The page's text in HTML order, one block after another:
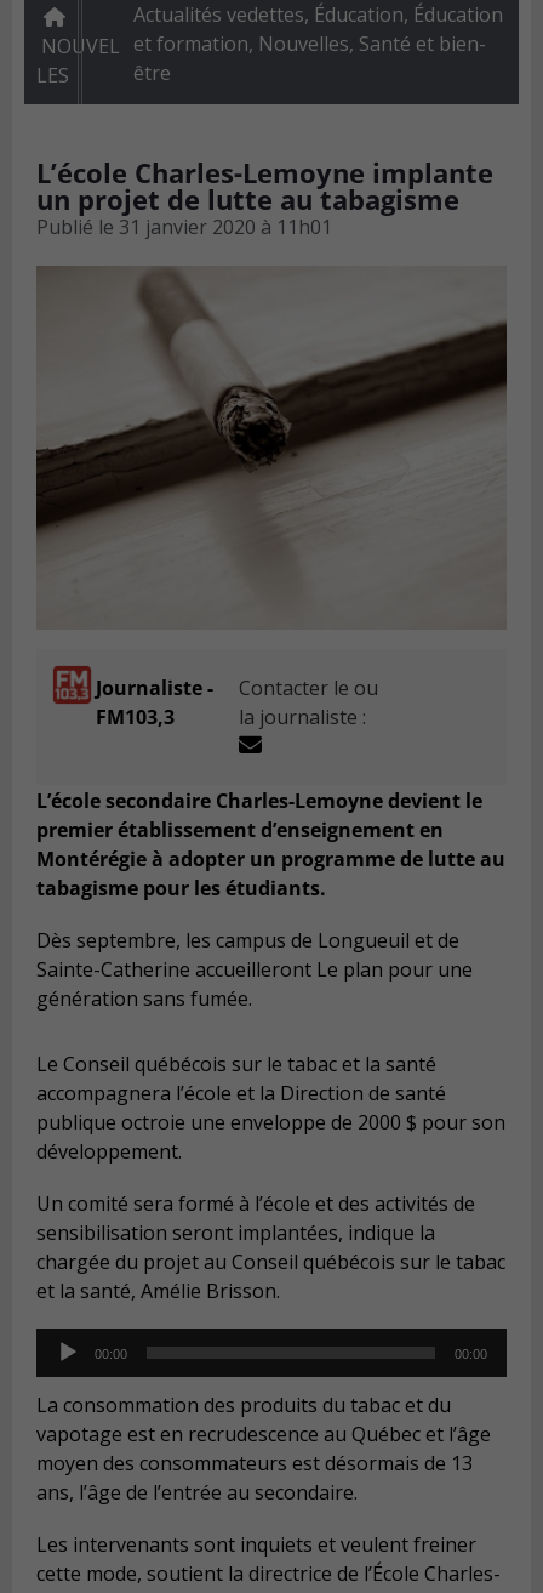
NOUVEL
LES
Actualités vedettes, Éducation, Éducation
et formation, Nouvelles, Santé et bien-
être
L’école Charles-Lemoyne implante
un projet de lutte au tabagisme
Publié le 31 janvier 2020 à 11h01
Journaliste -
FM103,3
Contacter le ou
la journaliste :
L’école secondaire Charles-Lemoyne devient le
premier établissement d’enseignement en
Montérégie à adopter un programme de lutte au
tabagisme pour les étudiants.
Dès septembre, les campus de Longueuil et de
Sainte-Catherine accueilleront Le plan pour une
génération sans fumée.
Le Conseil québécois sur le tabac et la santé
accompagnera l’école et la Direction de santé
publique octroie une enveloppe de 2000 $ pour son
développement.
Un comité sera formé à l’école et des activités de
sensibilisation seront implantées, indique la
chargée du projet au Conseil québécois sur le tabac
et la santé, Amélie Brisson.
Audio
Player
00:00 00:00
La consommation des produits du tabac et du
vapotage est en recrudescence au Québec et l’âge
moyen des consommateurs est désormais de 13
ans, l’âge de l’entrée au secondaire.
Les intervenants sont inquiets et veulent freiner
cette mode, soutient la directrice de l’École Charles-